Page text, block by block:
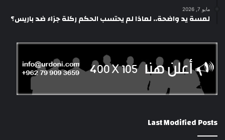
مايو 7, 2026
لمسة يد واضحة.. لماذا لم يحتسب الحكم ركلة جزاء ضد باريس؟
Last Modified Posts